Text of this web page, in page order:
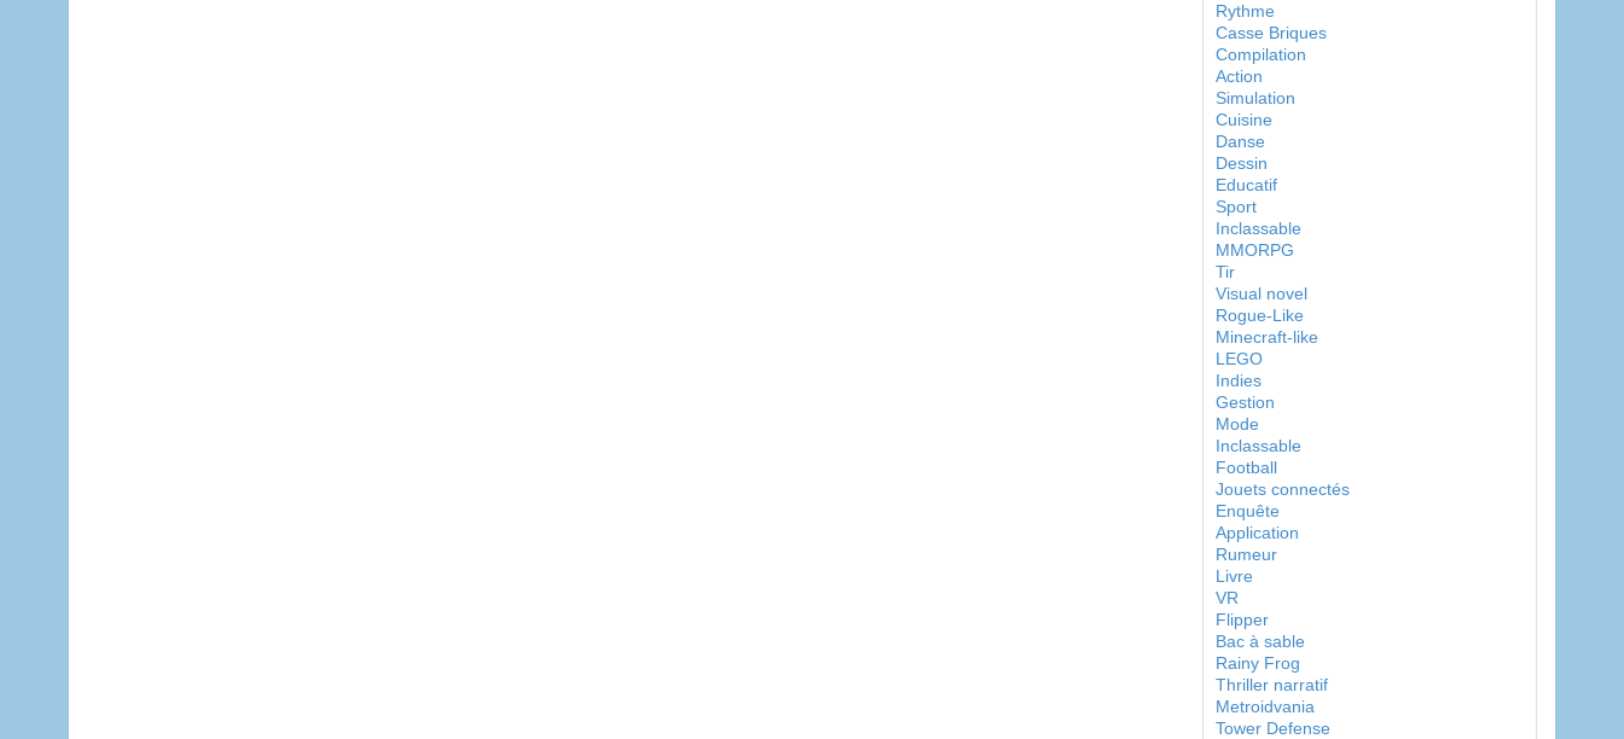
Rythme
Casse Briques
Compilation
Action
Simulation
Cuisine
Danse
Dessin
Educatif
Sport
Inclassable
MMORPG
Tir
Visual novel
Rogue-Like
Minecraft-like
LEGO
Indies
Gestion
Mode
Inclassable
Football
Jouets connectés
Enquête
Application
Rumeur
Livre
VR
Flipper
Bac à sable
Rainy Frog
Thriller narratif
Metroidvania
Tower Defense